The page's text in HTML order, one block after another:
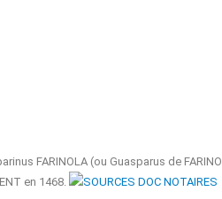
FARINOLA (ou Guasparus de
en 1468.